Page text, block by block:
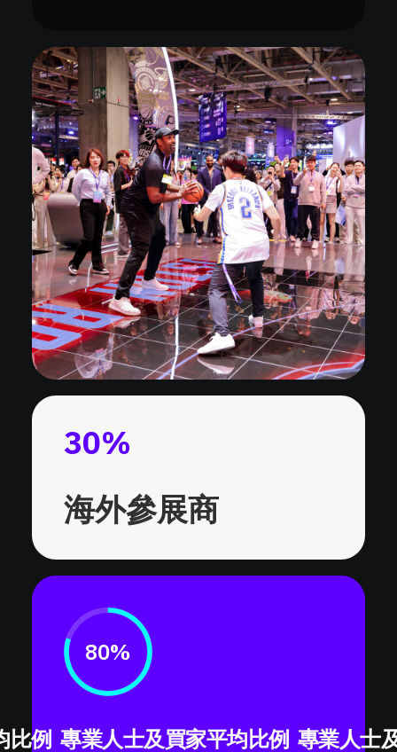
30%
海外參展商
80%
專業人士及買家平均比例 專業人士及買